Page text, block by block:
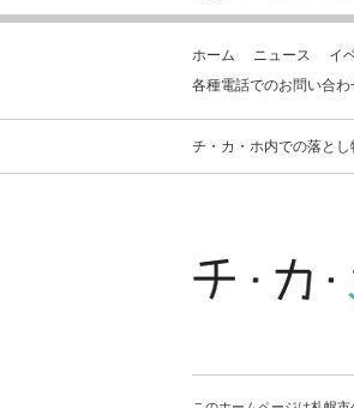
ホーム ニュース イ
各種電話でのお問い合わ
チ・カ・ホ内での落と